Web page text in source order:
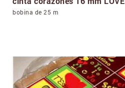
bobina de 25 m